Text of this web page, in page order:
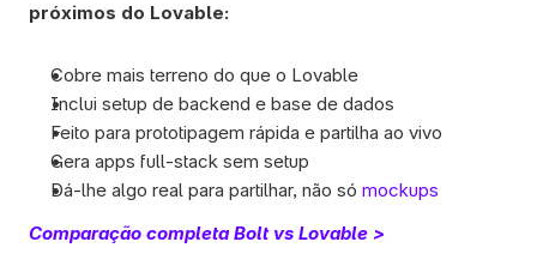
próximos do Lovable:
Cobre mais terreno do que o Lovable
Inclui setup de backend e base de dados
Feito para prototipagem rápida e partilha ao vivo
Gera apps full-stack sem setup
Dá-lhe algo real para partilhar, não só mockups
Comparação completa Bolt vs Lovable >